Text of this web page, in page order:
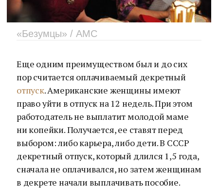
«Безумцы» / AMC
Еще одним преимуществом был и до сих
пор считается оплачиваемый декретный
отпуск. Американские женщины имеют
право уйти в отпуск на 12 недель. При этом
работодатель не выплатит молодой маме
ни копейки. Получается, ее ставят перед
выбором: либо карьера, либо дети. В СССР
декретный отпуск, который длился 1,5 года,
сначала не оплачивался, но затем женщинам
в декрете начали выплачивать пособие.